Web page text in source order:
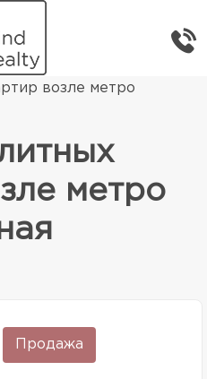
недвижимость
возле метро
метро
Продажа